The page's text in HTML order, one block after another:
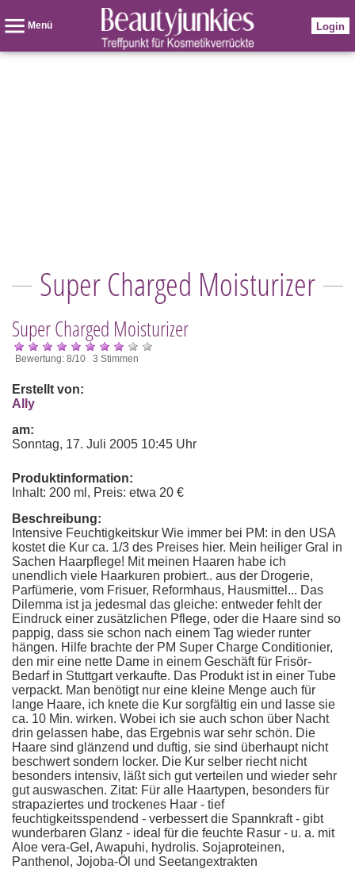
Menü Login
Super Charged Moisturizer
Super Charged Moisturizer
Bewertung: 8/10 3 Stimmen
Erstellt von:
Ally
am:
Sonntag, 17. Juli 2005 10:45 Uhr
Produktinformation:
Inhalt: 200 ml, Preis: etwa 20 €
Beschreibung:
Intensive Feuchtigkeitskur Wie immer bei PM: in den USA
kostet die Kur ca. 1/3 des Preises hier. Mein heiliger Gral in
Sachen Haarpflege! Mit meinen Haaren habe ich
unendlich viele Haarkuren probiert.. aus der Drogerie,
Parfümerie, vom Frisuer, Reformhaus, Hausmittel... Das
Dilemma ist ja jedesmal das gleiche: entweder fehlt der
Eindruck einer zusätzlichen Pflege, oder die Haare sind so
pappig, dass sie schon nach einem Tag wieder runter
hängen. Hilfe brachte der PM Super Charge Conditionier,
den mir eine nette Dame in einem Geschäft für Frisör-
Bedarf in Stuttgart verkaufte. Das Produkt ist in einer Tube
verpackt. Man benötigt nur eine kleine Menge auch für
lange Haare, ich knete die Kur sorgfältig ein und lasse sie
ca. 10 Min. wirken. Wobei ich sie auch schon über Nacht
drin gelassen habe, das Ergebnis war sehr schön. Die
Haare sind glänzend und duftig, sie sind überhaupt nicht
beschwert sondern locker. Die Kur selber riecht nicht
besonders intensiv, läßt sich gut verteilen und wieder sehr
gut auswaschen. Zitat: Für alle Haartypen, besonders für
strapaziertes und trockenes Haar - tief
feuchtigkeitsspendend - verbessert die Spannkraft - gibt
wunderbaren Glanz - ideal für die feuchte Rasur - u. a. mit
Aloe vera-Gel, Awapuhi, hydrolis. Sojaproteinen,
Panthenol, Jojoba-Öl und Seetangextrakten